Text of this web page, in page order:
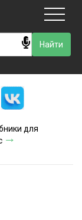
для